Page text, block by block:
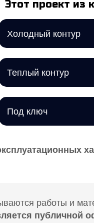
Этот проект из
Холодный контур
Теплый контур
Под ключ
работы и
публичной